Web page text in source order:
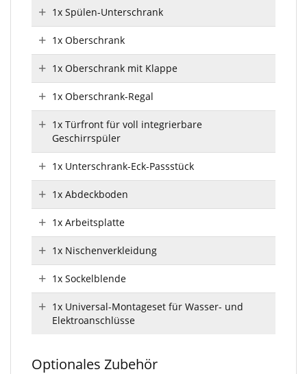
1x Spülen-Unterschrank
1x Oberschrank
1x Oberschrank mit Klappe
1x Oberschrank-Regal
1x Türfront für voll integrierbare
Geschirrspüler
1x Unterschrank-Eck-Passstück
1x Abdeckboden
1x Arbeitsplatte
1x Nischenverkleidung
1x Sockelblende
1x Universal-Montageset für Wasser- und
Elektroanschlüsse
Optionales Zubehör